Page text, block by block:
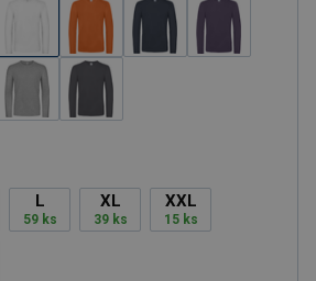
L
59 ks
XL
39 ks
XXL
15 ks